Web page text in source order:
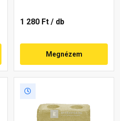
1 280 Ft / db
Megnézem